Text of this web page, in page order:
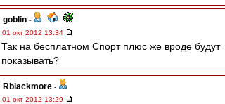
goblin -
01 окт 2012 13:34
Так на бесплатном Спорт плюс же вроде будут
показывать?
Rblackmore -
01 окт 2012 13:29